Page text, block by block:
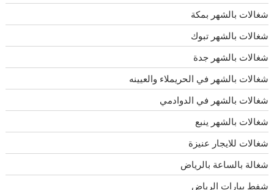
شغالات بالشهر بمكة
شغالات بالشهر تبوك
شغالات بالشهر جدة
شغالات بالشهر في الحريملاء والعيينه
شغالات بالشهر في الدوادمي
شغالات بالشهر ينبع
شغالات للايجار عنيزة
شغالة بالساعة بالرياض
شفط بيارات الرياض